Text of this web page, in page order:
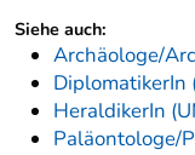
Siehe auch:
Archäologe/
DiplomatikerIn
HeraldikerIn
Paläontologe/